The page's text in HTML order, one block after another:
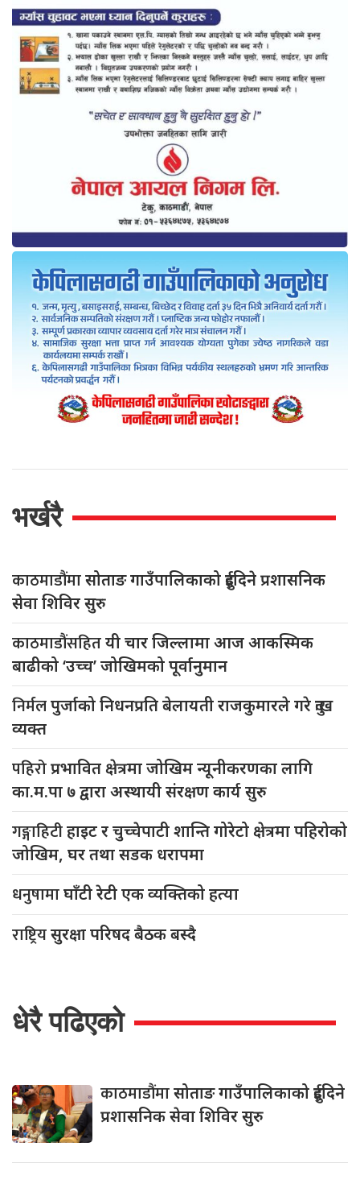
भर्खरै
काठमाडौंमासोताङ गाउँपालिकाको दुईदिने प्रशासनिक
सेवा शिविर सुरु
काठमाडौंसहितयी चार जिल्लामा आज आकस्मिक
बाढीको ‘उच्च’ जोखिमको पूर्वानुमान
निर्मलपुर्जाको निधनप्रति बेलायती राजकुमारले गरे दुःख
व्यक्त
पहिरोप्रभावित क्षेत्रमा जोखिम न्यूनीकरणका लागि
का.म.पा ७ द्वारा अस्थायी संरक्षण कार्य सुरु
गङ्गाहिटीहाइट र चुच्चेपाटी शान्ति गोरेटो क्षेत्रमा पहिरोको
जोखिम, घर तथा सडक धरापमा
धनुषामाघाँटी रेटी एक व्यक्तिको हत्या
राष्ट्रियसुरक्षा परिषद बैठक बस्दै
धेरै पढिएको
काठमाडौंमासोताङ गाउँपालिकाको दुईदिने
प्रशासनिक सेवा शिविर सुरु